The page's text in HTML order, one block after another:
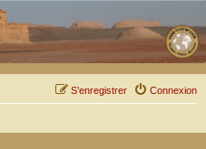
Connexion
S’enregistrer